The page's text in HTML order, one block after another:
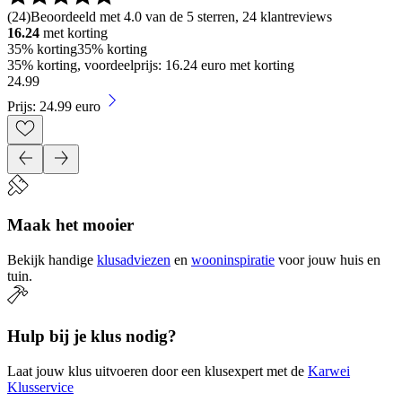
(24)Beoordeeld met 4.0 van de 5 sterren, 24 klantreviews
16.24 met korting
35% korting35% korting
35% korting, voordeelprijs: 16.24 euro met korting
24.99
Prijs: 24.99 euro
Maak het mooier
Bekijk handige klusadviezen en wooninspiratie voor jouw huis en
tuin.
Hulp bij je klus nodig?
Laat jouw klus uitvoeren door een klusexpert met de Karwei
Klusservice